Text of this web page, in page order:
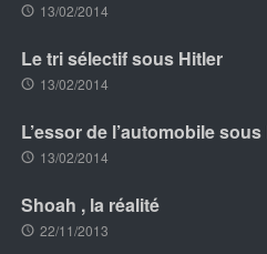
13/02/2014
Le tri sélectif sous Hitler
13/02/2014
L’essor de l’automobile
13/02/2014
Shoah , la réalité
22/11/2013